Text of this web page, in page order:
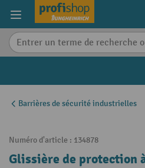
content
Barrières de sécurité industrielles
Numéro d'article : 134878
Glissière de protection